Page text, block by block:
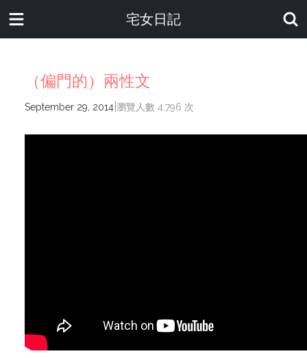
宅女日記
（偏門的）兩性文
September 29, 2014 瀏覽人數 4,796 次